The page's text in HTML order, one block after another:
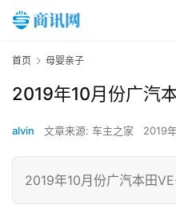
首页 母婴亲子
2019年10月份广汽
alvin 文章来源: 车主之家 2019
2019年10月份广汽本田